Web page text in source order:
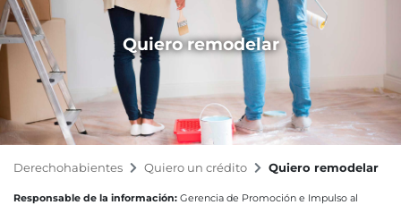
Quiero remodelar
Derechohabientes Quiero un crédito Quiero remodelar
Responsable de la información: Gerencia de Promoción e Impulso al